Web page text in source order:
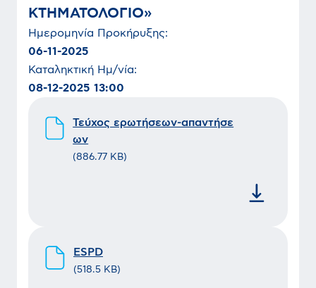
ΚΤΗΜΑΤΟΛΟΓΙΟ»
Ημερομηνία Προκήρυξης:
06-11-2025
Καταληκτική Ημ/νία:
08-12-2025 13:00
Τεύχος ερωτήσεων-απαντήσε
ων
(886.77 KB)
ESPD
(518.5 KB)